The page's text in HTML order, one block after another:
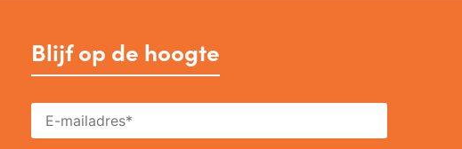
Blijf op de hoogte